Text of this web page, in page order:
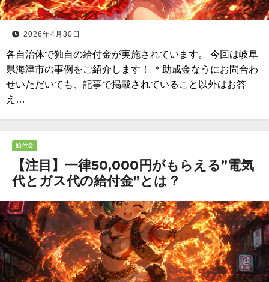
2026年4月30日
各自治体で独自の給付金が実施されています。 今回は岐阜
県海津市の事例をご紹介します！ ＊助成金なうにお問合わ
せいただいても、記事で掲載されていること以外はお答
え…
給付金
【注目】一律50,000円がもらえる”電気
代とガス代の給付金”とは？